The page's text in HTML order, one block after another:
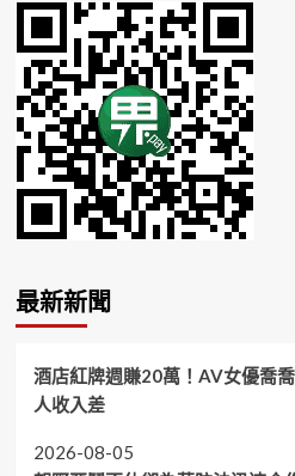
最新新聞
酒店紅牌週賺20萬！AV女優喬
人收入差
2026-08-05